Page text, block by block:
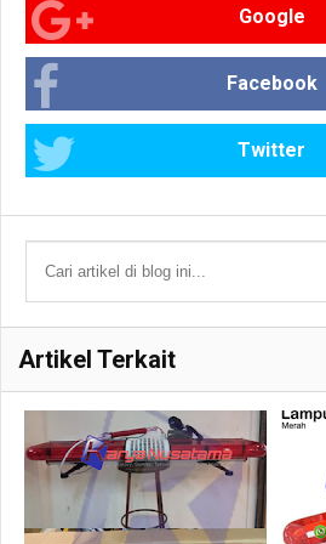
Google
Facebook
Twitter
Artikel Terkait